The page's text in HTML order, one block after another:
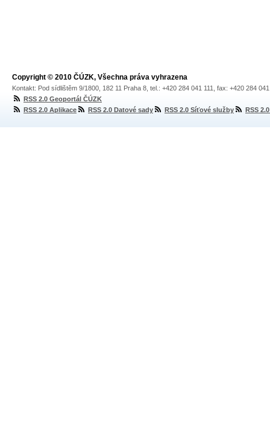
Copyright © 2010 ČÚZK, Všechna práva vyhrazena
Kontakt: Pod sídlištěm 9/1800, 182 11 Praha 8, tel.: +420 284 041 111, fax: +420 284
RSS 2.0 Geoportál ČÚZK
RSS 2.0 Aplikace
RSS 2.0 Datové sady RSS 2.0 Síťové služby RSS